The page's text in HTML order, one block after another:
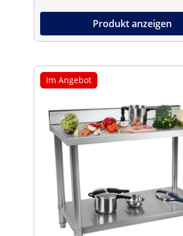
Produkt anzeigen
Im Angebot